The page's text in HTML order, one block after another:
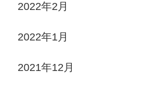
2022年2月
2022年1月
2021年12月